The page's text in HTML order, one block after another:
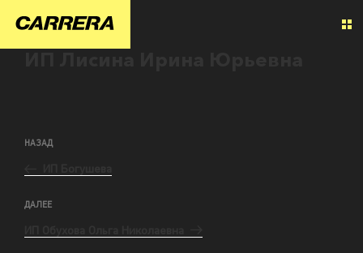
НАЗАД
ДАЛЕЕ